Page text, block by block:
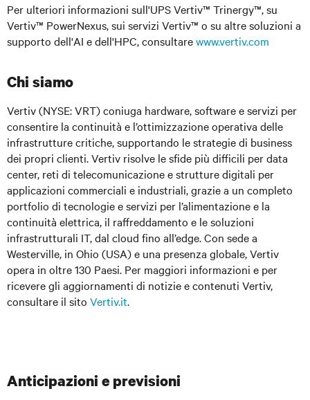
Per ulteriori informazioni sull'UPS Vertiv™ Trinergy™, su
Vertiv™ PowerNexus, sui servizi Vertiv™ o su altre soluzioni a
supporto dell'AI e dell'HPC, consultarewww.vertiv.com
Chi siamo
Vertiv (NYSE: VRT)coniuga hardware, software e servizi per
consentire la continuità e l’ottimizzazione operativa delle
infrastrutture critiche, supportando le strategie di business
dei propri clienti. Vertiv risolve le sfide più difficili per data
center, reti di telecomunicazione e strutture digitali per
applicazioni commerciali e industriali, grazie a un completo
portfolio di tecnologie e servizi per l’alimentazione e la
continuità elettrica, il raffreddamento e le soluzioni
infrastrutturali IT, dal cloud fino all’edge. Con sede a
Westerville, in Ohio (USA) e una presenza globale, Vertiv
opera in oltre 130 Paesi. Per maggiori informazioni e per
ricevere gli aggiornamenti di notizie e contenuti Vertiv,
consultare il sito Vertiv.it.
Anticipazioni e previsioni